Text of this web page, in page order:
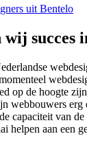
uit Bentelo
succes
op de hoogte
webbouwers
capaciteit van
helpen aan een